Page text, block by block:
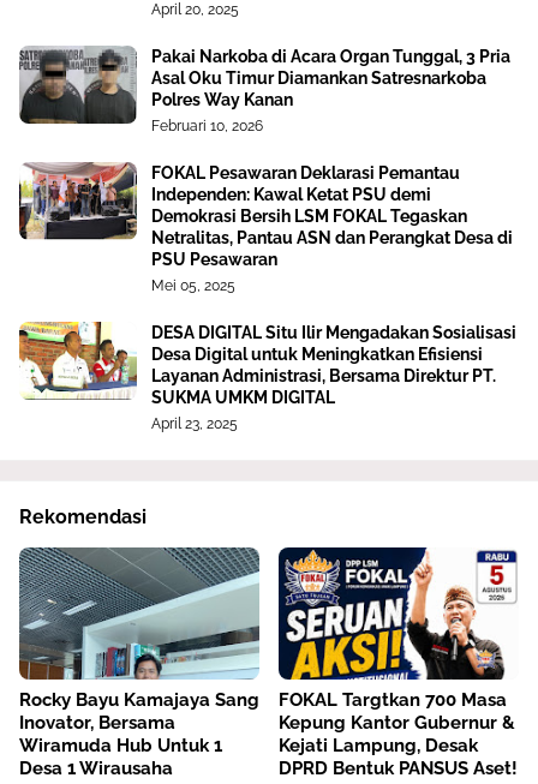
April 20, 2025
Pakai Narkoba di Acara Organ Tunggal, 3 Pria
Asal Oku Timur Diamankan Satresnarkoba
Polres Way Kanan
Februari 10, 2026
FOKAL Pesawaran Deklarasi Pemantau
Independen: Kawal Ketat PSU demi
Demokrasi Bersih LSM FOKAL Tegaskan
Netralitas, Pantau ASN dan Perangkat Desa di
PSU Pesawaran
Mei 05, 2025
DESA DIGITAL Situ Ilir Mengadakan Sosialisasi
Desa Digital untuk Meningkatkan Efisiensi
Layanan Administrasi, Bersama Direktur PT.
SUKMA UMKM DIGITAL
April 23, 2025
Rekomendasi
Rocky Bayu Kamajaya Sang
Inovator, Bersama
Wiramuda Hub Untuk 1
Desa 1 Wirausaha
FOKAL Targtkan 700 Masa
Kepung Kantor Gubernur &
Kejati Lampung, Desak
DPRD Bentuk PANSUS Aset!